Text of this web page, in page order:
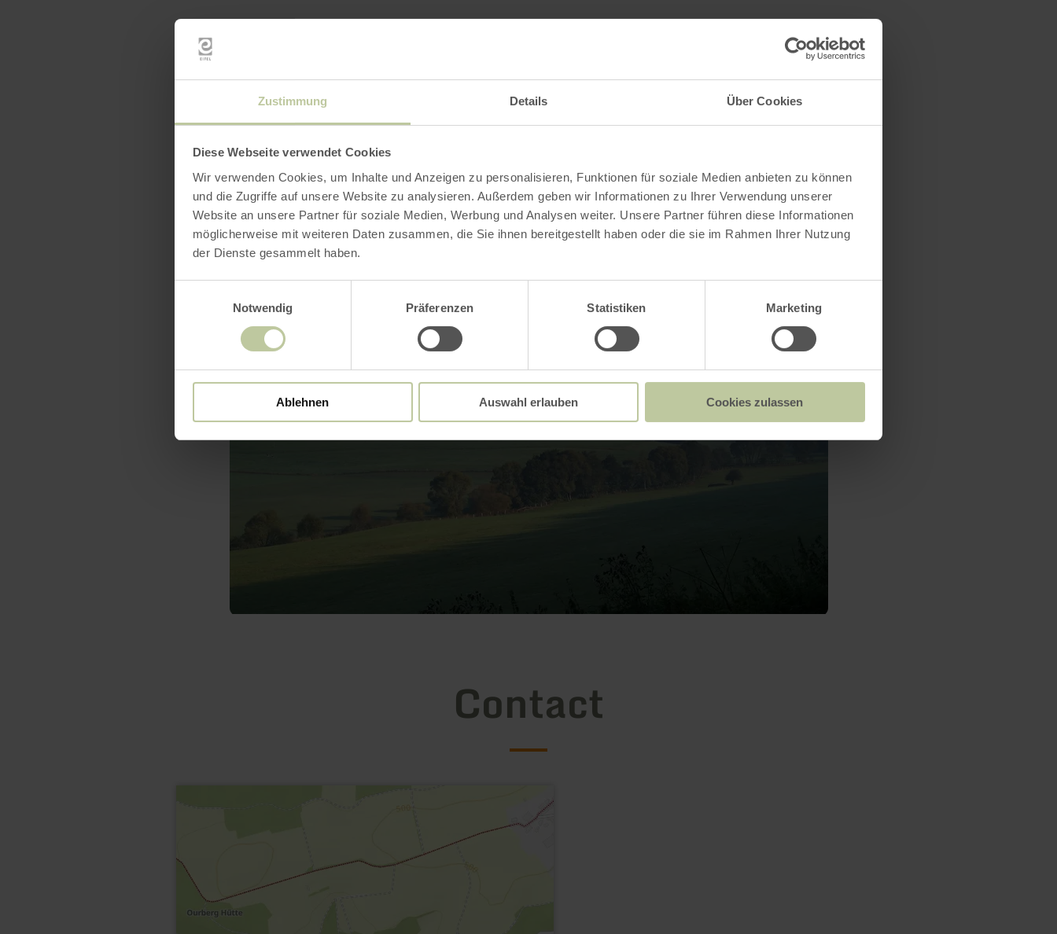
Zustimmung Details Über Cookies
Diese Webseite verwendet Cookies
Wir verwenden Cookies, um Inhalte und Anzeigen zu personalisieren, Funktionen für soziale Medien anbieten zu können
und die Zugriffe auf unsere Website zu analysieren. Außerdem geben wir Informationen zu Ihrer Verwendung unserer
Website an unsere Partner für soziale Medien, Werbung und Analysen weiter. Unsere Partner führen diese Informationen
möglicherweise mit weiteren Daten zusammen, die Sie ihnen bereitgestellt haben oder die sie im Rahmen Ihrer Nutzung
der Dienste gesammelt haben.
Notwendig
Präferenzen Statistiken Marketing
Ablehnen Auswahl erlauben Cookies zulassen
Features / Special features
Categories
Impressions
Contact